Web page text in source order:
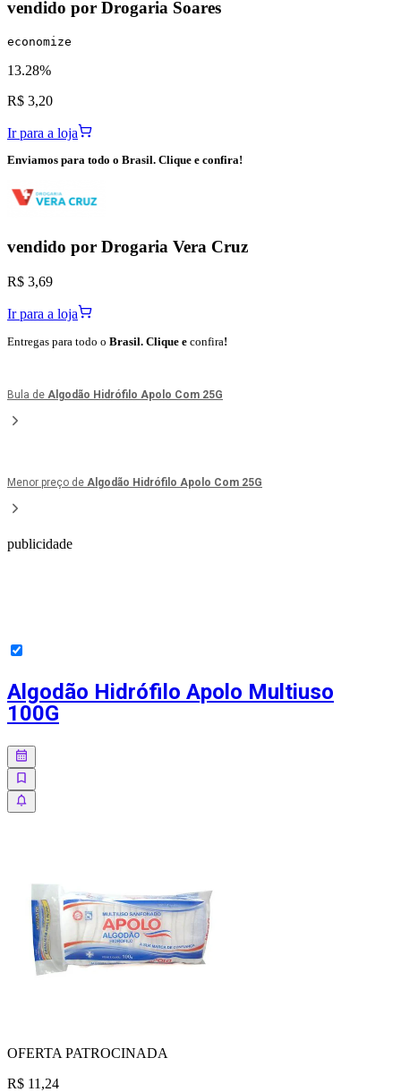
vendido por Drogaria Soares
economize
13.28%
R$ 3,20
Ir para a loja
Enviamos para todo o Brasil. Clique e confira!
vendido por Drogaria Vera Cruz
R$ 3,69
Ir para a loja
Entregas para todo o Brasil. Clique e confira!
Bula de Algodão Hidrófilo Apolo Com 25G
Menor preço de Algodão Hidrófilo Apolo Com 25G
publicidade
Algodão Hidrófilo Apolo Multiuso
100G
OFERTA PATROCINADA
R$ 11,24